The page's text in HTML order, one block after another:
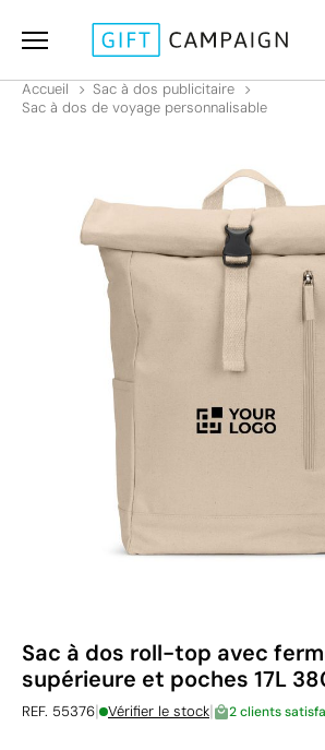
Accueil
Sac à dos publicitaire
Sac à dos de voyage personnalisable
Sac à dos roll-top avec
supérieure et poches 17L
REF. 55376| Vérifier le stock| 2 clients